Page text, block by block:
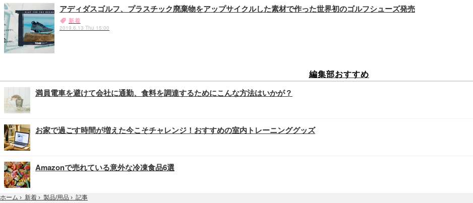
アディダスゴルフ、プラスチック廃棄物をアップサイクルした素材で作った世界初のゴルフシューズ発売
新着
2019.6.13 Thu 15:00
編集部おすすめ
満員電車を避けて会社に通勤、食料を調達するためにこんな方法はいかが？
お家で過ごす時間が増えた今こそチャレンジ！おすすめの室内トレーニンググッズ
Amazonで売れている意外な冷凍食品6選
ホーム › 新着 › 製品/用品 › 記事